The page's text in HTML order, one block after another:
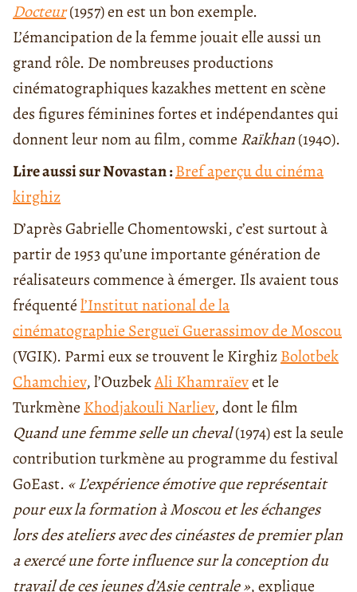
Docteur(1957) en est un bon exemple.
L’émancipation de la femme jouait elle aussi un
grand rôle. De nombreuses productions
cinématographiques kazakhes mettent en scène
des figures féminines fortes et indépendantes qui
donnent leur nom au film, comme Raïkhan(1940).
Lire aussi sur Novastan :Bref aperçu du cinéma
kirghiz
D’après Gabrielle Chomentowski, c’est surtout à
partir de 1953 qu’une importante génération de
réalisateurs commence à émerger. Ils avaient tous
fréquentél’Institut national de la
cinématographie Sergueï Guerassimov de Moscou
(VGIK). Parmi eux se trouvent le KirghizBolotbek
Chamchiev, l’OuzbekAli Khamraïevet le
TurkmèneKhodjakouli Narliev, dont le film
Quand une femme selle un cheval(1974) est la seule
contribution turkmène au programme du festival
GoEast. « L’expérience émotive que représentait
pour eux la formation à Moscou et les échanges
lors des ateliers avec des cinéastes de premier plan
a exercé une forte influence sur la conception du
travail de ces jeunes d’Asie centrale », explique